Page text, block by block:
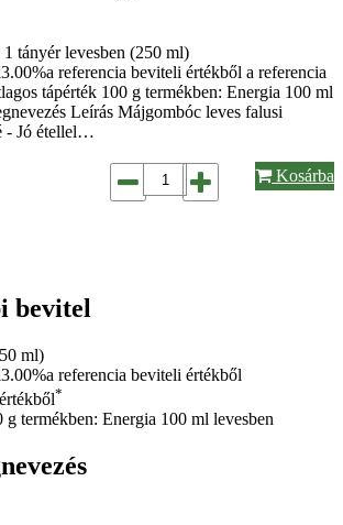
tányér levesben (250 ml)
referencia beviteli értékből a referencia
tápérték 100 g termékben: Energia 100 ml
Leírás Májgombóc leves falusi
- Jó étellel…
Kosárba
bevitel
ml)
3.00%a referencia beviteli értékből
*
g termékben: Energia 100 ml levesben